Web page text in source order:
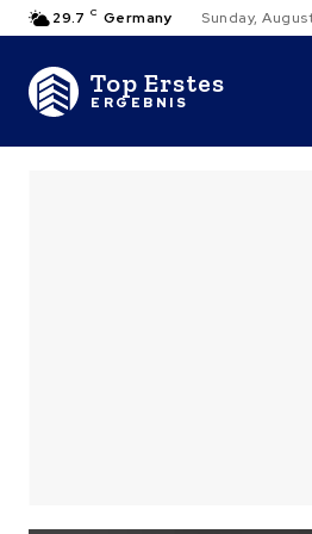
29.7 C Germany Sunday,
Top Erstes
ERGEBNIS